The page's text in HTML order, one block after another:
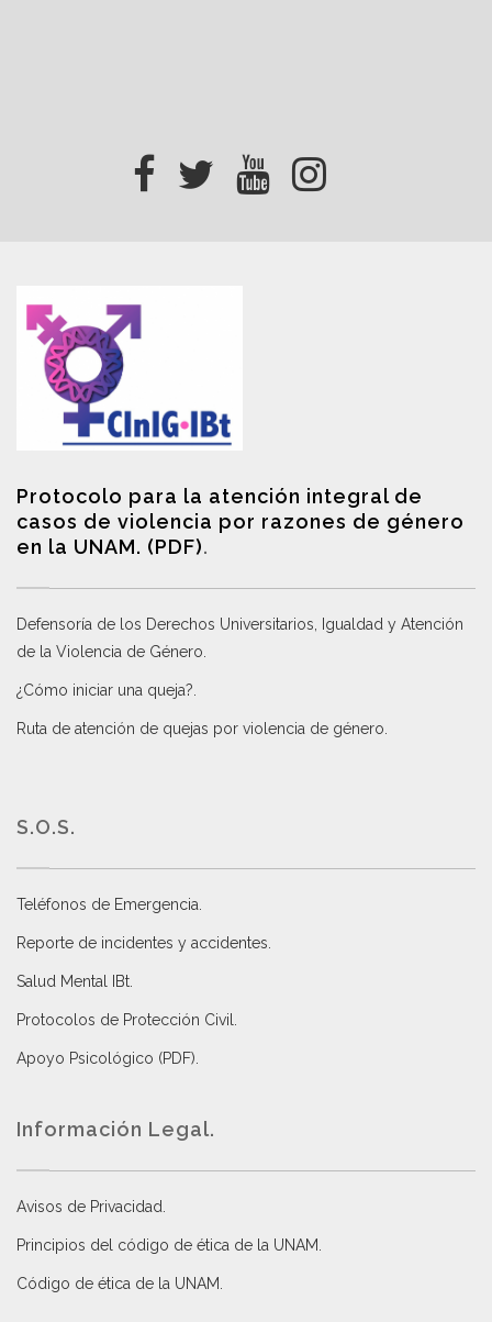
Protocolo para la atención integral de
casos de violencia por razones de género
en la UNAM. (PDF).
Defensoría de los Derechos Universitarios, Igualdad y Atención
de la Violencia de Género
¿Cómo iniciar una queja?
Ruta de atención de quejas por violencia de género
S.O.S.
Teléfonos de Emergencia.
Reporte de incidentes y accidentes
Salud Mental IBt
Protocolos de Protección Civil
Apoyo Psicológico (PDF)
Información Legal.
Avisos de Privacidad
Principios del código de ética de la UNAM
Código de ética de la UNAM